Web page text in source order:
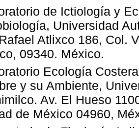
de Ictiología y
Universidad
Atlixco 186, Col.
09340. México.
Ecología
y su Ambiente,
Av. El Hueso
de México 04960,